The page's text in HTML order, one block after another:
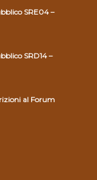
SRE04 –
SRD14 –
al Forum